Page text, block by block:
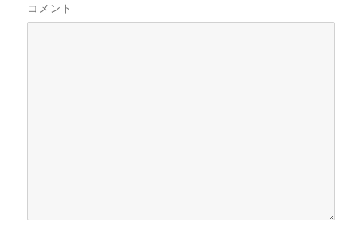
コメント